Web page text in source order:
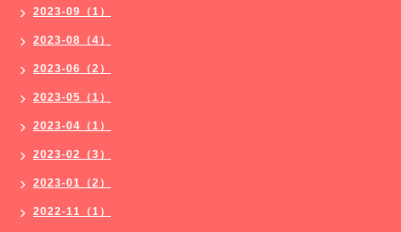
2023-09（1）
2023-08（4）
2023-06（2）
2023-05（1）
2023-04（1）
2023-02（3）
2023-01（2）
2022-11（1）